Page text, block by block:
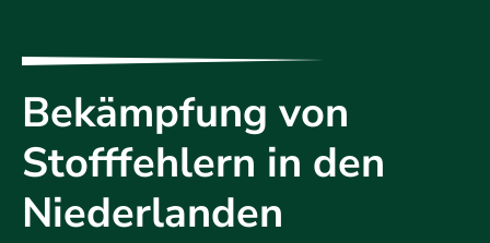
Bekämpfung von
Stofffehlern in den
Niederlanden